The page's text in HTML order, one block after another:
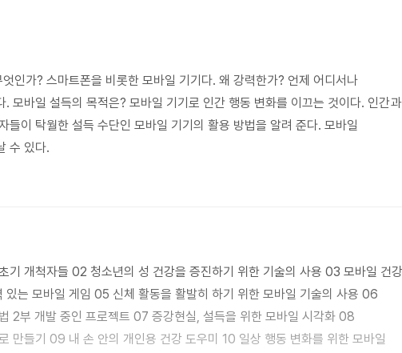
인가? 스마트폰을 비롯한 모바일 기기다. 왜 강력한가? 언제 어디서나
모바일 설득의 목적은? 모바일 기기로 인간 행동 변화를 이끄는 것이다. 인간과
들이 탁월한 설득 수단인 모바일 기기의 활용 방법을 알려 준다. 모바일
수 있다.
08
변화를 위한 모바일